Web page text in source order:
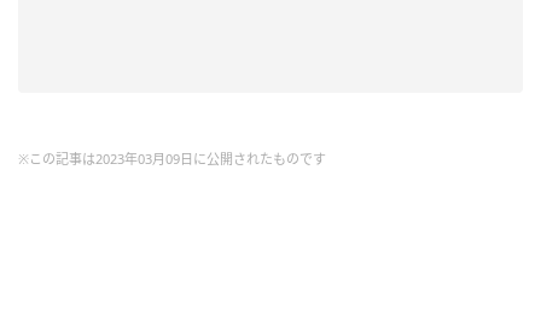
※この記事は2023年03月09日に公開されたものです